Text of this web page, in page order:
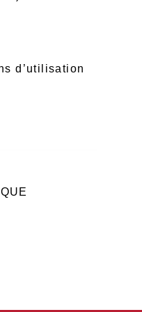
d’utilisation